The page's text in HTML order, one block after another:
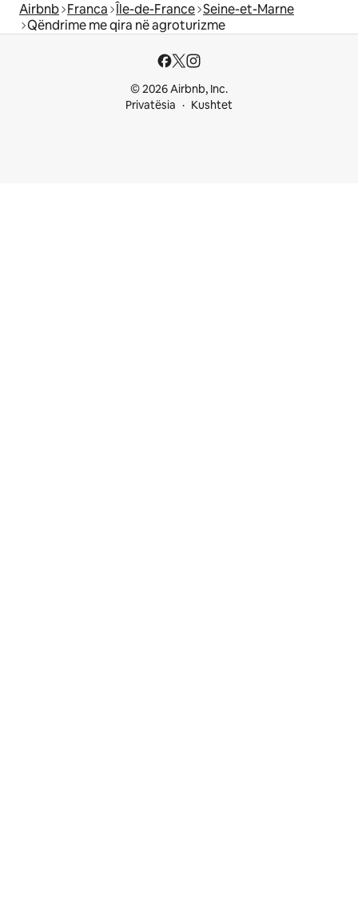
Airbnb Franca Île-de-France Seine-et-Marne
Qëndrime me qira në agroturizme
© 2026 Airbnb, Inc.
Privatësia
Kushtet